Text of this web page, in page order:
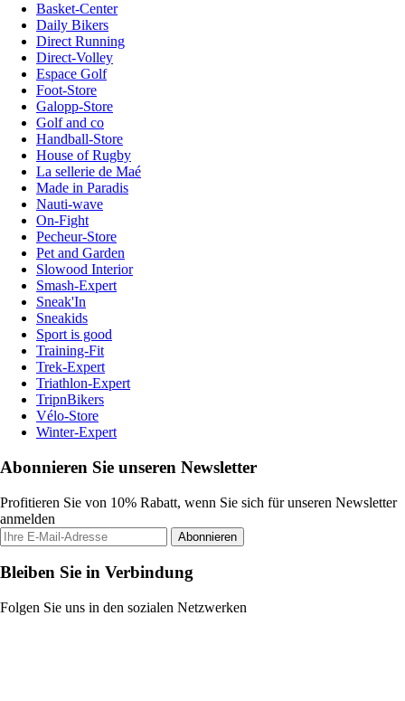
Basket-Center
Daily Bikers
Direct Running
Direct-Volley
Espace Golf
Foot-Store
Galopp-Store
Golf and co
Handball-Store
House of Rugby
La sellerie de Maé
Made in Paradis
Nauti-wave
On-Fight
Pecheur-Store
Pet and Garden
Slowood Interior
Smash-Expert
Sneak'In
Sneakids
Sport is good
Training-Fit
Trek-Expert
Triathlon-Expert
TripnBikers
Vélo-Store
Winter-Expert
Abonnieren Sie unseren Newsletter
Profitieren Sie von 10% Rabatt, wenn Sie sich für unseren Newsletter
anmelden
Abonnieren
Bleiben Sie in Verbindung
Folgen Sie uns in den sozialen Netzwerken